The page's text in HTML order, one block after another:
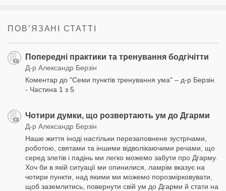
ПОВʼЯЗАНІ СТАТТІ
Попередні практики та тренування бодгічітти
Д-р Александр Берзін
Коментар до "Семи пунктів тренування ума" – д-р Берзін
- Частина 1 з 5
Чотири думки, що розвертають ум до Дгарми
Д-р Александр Берзін
Наше життя іноді настільки перезаповнене зустрічами,
роботою, святами та іншими відволікаючими речами, що
серед злетів і падінь ми легко можемо забути про Дгарму.
Хоч би в якій ситуації ми опинилися, ламрім вказує на
чотири пункти, над якими ми можемо порозмірковувати,
щоб заземлитись, повернути свій ум до Дгарми й стати на